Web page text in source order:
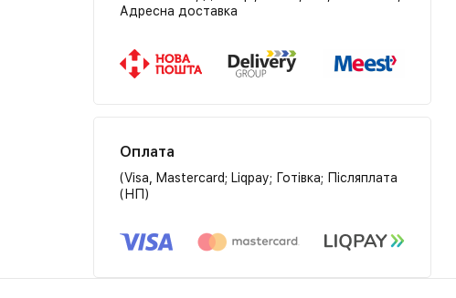
Адресна доставка
Оплата
(Visa, Mastercard; Liqpay; Готівка; Післяплата
(НП)